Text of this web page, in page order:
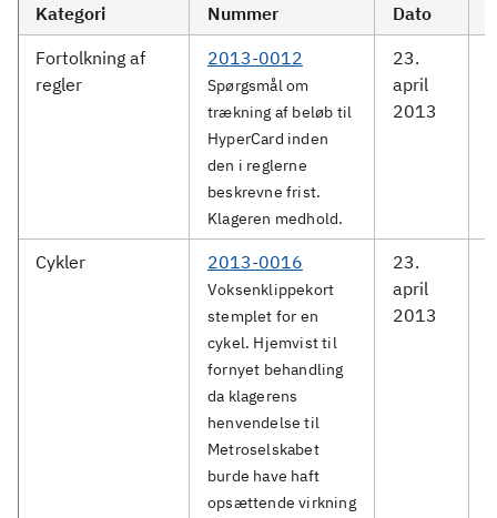
Kategori Nummer Dato
Fortolkning af
regler
2013-0012
Spørgsmål om
trækning af beløb til
HyperCard inden
den i reglerne
beskrevne frist.
Klageren medhold.
23.
april
2013
Cykler 2013-0016
Voksenklippekort
stemplet for en
cykel. Hjemvist til
fornyet behandling
da klagerens
henvendelse til
Metroselskabet
burde have haft
opsættende virkning
23.
april
2013